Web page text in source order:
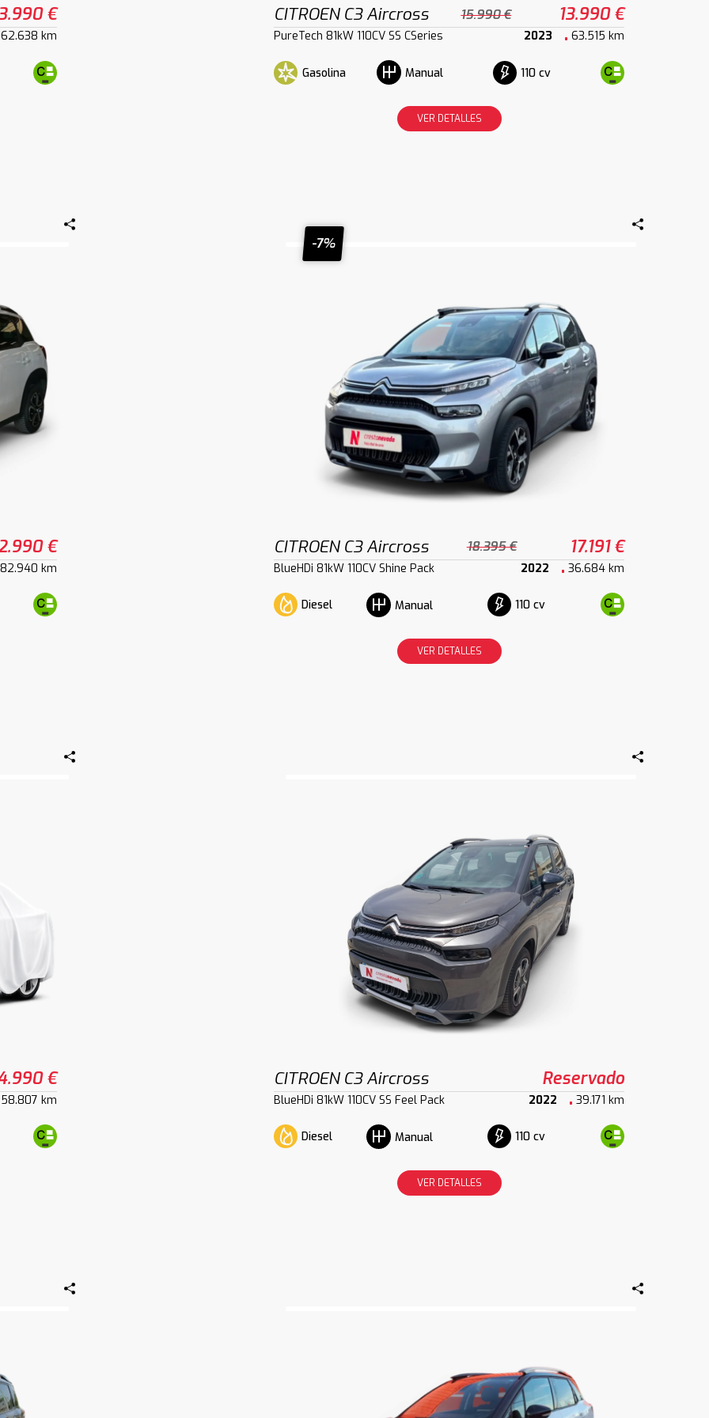
€
62.638 km
CITROEN C3 Aircross 15.990 € 13.990 €
PureTech 81kW 110CV SS CSeries 2023 63.515 km
Gasolina Manual 110 cv
VER DETALLES
€
82.940 km
-7%
CITROEN C3 Aircross 18.395 € 17.191 €
BlueHDi 81kW 110CV Shine Pack 2022 36.684 km
Diesel Manual 110 cv
VER DETALLES
€
58.807 km
CITROEN C3 Aircross Reservado
BlueHDi 81kW 110CV SS Feel Pack 2022 39.171 km
Diesel Manual 110 cv
VER DETALLES